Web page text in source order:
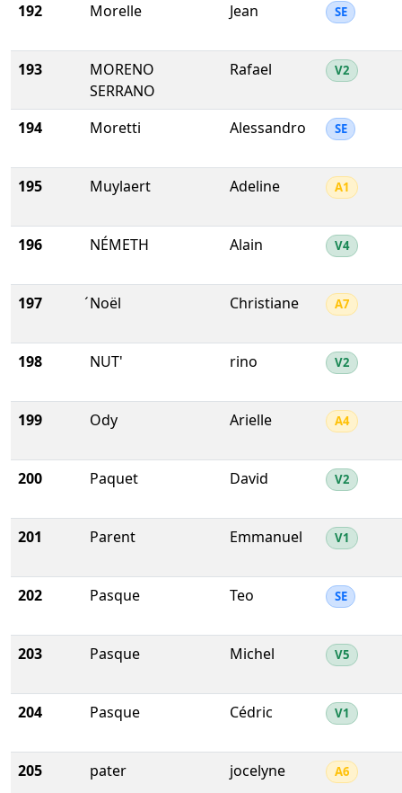
192 Morelle Jean SE
193
MORENO
SERRANO
Rafael V2
194 Moretti Alessandro SE
195 Muylaert Adeline A1
196 NÉMETH Alain V4
197 ́Noël Christiane A7
198 NUT' rino V2
199 Ody Arielle A4
200 Paquet David V2
201 Parent Emmanuel V1
202 Pasque Teo SE
203 Pasque Michel V5
204 Pasque Cédric V1
205 pater jocelyne A6